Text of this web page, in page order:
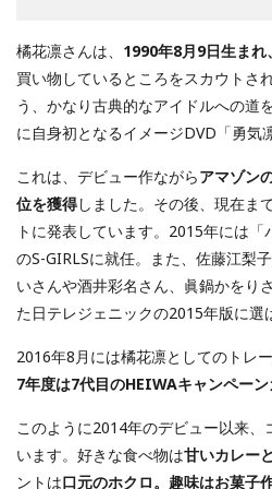
橘花凛さんは、 1990年8月9日生ま
買い物しているところをスカウトさ
う、かなり古典的なアイドルへの道
に自身初となるイメージDVD「勇気
これは、デビュー作ながらアマゾン
位を獲得しました。その後、現在ま
トに発表しています。2015年には
のS-GIRLSに就任。また、佐藤江梨
いさんや酒井彩名さん、眞鍋かをり
た日テレジェニックの2015年版に選
2016年8月には橘花凛としてのトレ
7年度は7代目のHEIWAキャンペー
このように2014年のデビュー以来、
います。好きな食べ物は甘いカレー
ントは口元のホクロ。趣味はお菓子